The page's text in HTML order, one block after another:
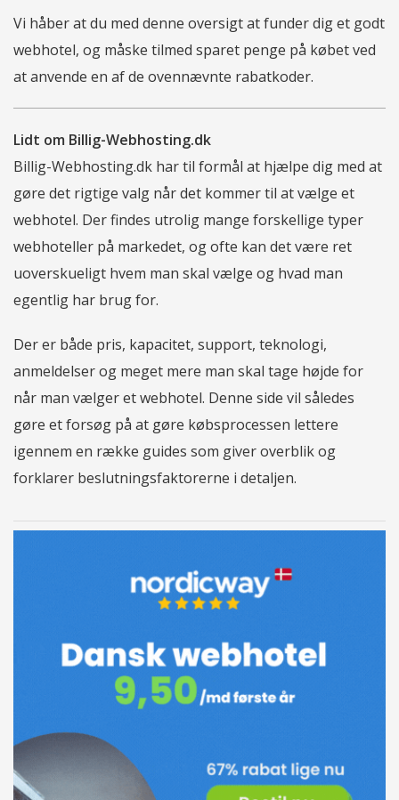
Vi håber at du med denne oversigt at funder dig et godt
webhotel, og måske tilmed sparet penge på købet ved
at anvende en af de ovennævnte rabatkoder.
Lidt om Billig-Webhosting.dk
Billig-Webhosting.dk har til formål at hjælpe dig med at
gøre det rigtige valg når det kommer til at vælge et
webhotel. Der findes utrolig mange forskellige typer
webhoteller på markedet, og ofte kan det være ret
uoverskueligt hvem man skal vælge og hvad man
egentlig har brug for.
Der er både pris, kapacitet, support, teknologi,
anmeldelser og meget mere man skal tage højde for
når man vælger et webhotel. Denne side vil således
gøre et forsøg på at gøre købsprocessen lettere
igennem en række guides som giver overblik og
forklarer beslutningsfaktorerne i detaljen.